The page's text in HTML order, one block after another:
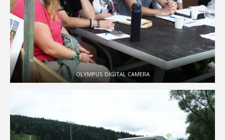
OLYMPUS DIGITAL CAMERA